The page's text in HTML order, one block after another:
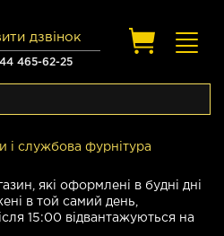
465-62-25
дзвінок
і службова фурнітура
які оформлені в будні дні
в той самий день,
15:00 відвантажуються на